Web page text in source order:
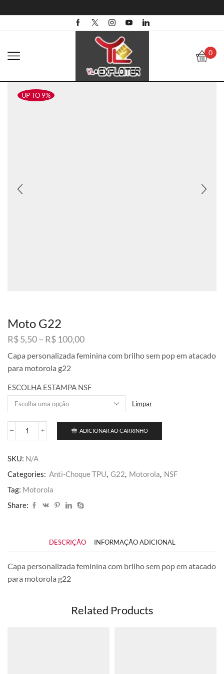
0
UP TO 9%
Moto G22
R$5,50– R$ 100,00Faixa
preço:
R$ 100,00
Capa personalizada feminina com brilho sem pop em atacado
para motorola g22
ESCOLHA ESTAMPA NSF
Limpar
Moto
ADICIONAR AO CARRINHO
SKU: N/A
Categories: Anti-Choque TPU, G22, Motorola, NSF
Tag: Motorola
Share:
DESCRIÇÃO INFORMAÇÃO ADICIONAL
Capa personalizada feminina com brilho sem pop em atacado
para motorola g22
Related Products